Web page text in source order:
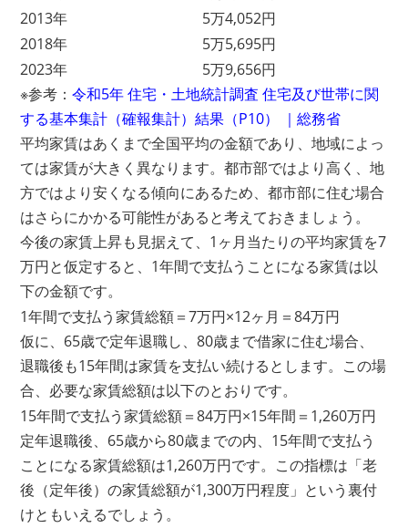
2013年
5万4,052円
2018年
5万5,695円
2023年
5万9,656円
※参考：令和5年 住宅・土地統計調査 住宅及び世帯に関
する基本集計（確報集計）結果（P10） ｜総務省
平均家賃はあくまで全国平均の金額であり、地域によっ
ては家賃が大きく異なります。都市部ではより高く、地
方ではより安くなる傾向にあるため、都市部に住む場合
はさらにかかる可能性があると考えておきましょう。
今後の家賃上昇も見据えて、1ヶ月当たりの平均家賃を7
万円と仮定すると、1年間で支払うことになる家賃は以
下の金額です。
1年間で支払う家賃総額＝7万円×12ヶ月＝84万円
仮に、65歳で定年退職し、80歳まで借家に住む場合、
退職後も15年間は家賃を支払い続けるとします。この場
合、必要な家賃総額は以下のとおりです。
15年間で支払う家賃総額＝84万円×15年間＝1,260万円
定年退職後、65歳から80歳までの内、15年間で支払う
ことになる家賃総額は1,260万円です。この指標は「老
後（定年後）の家賃総額が1,300万円程度」という裏付
けともいえるでしょう。